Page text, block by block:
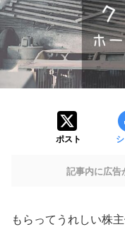
ポスト
記事内に広告
もらってうれしい株